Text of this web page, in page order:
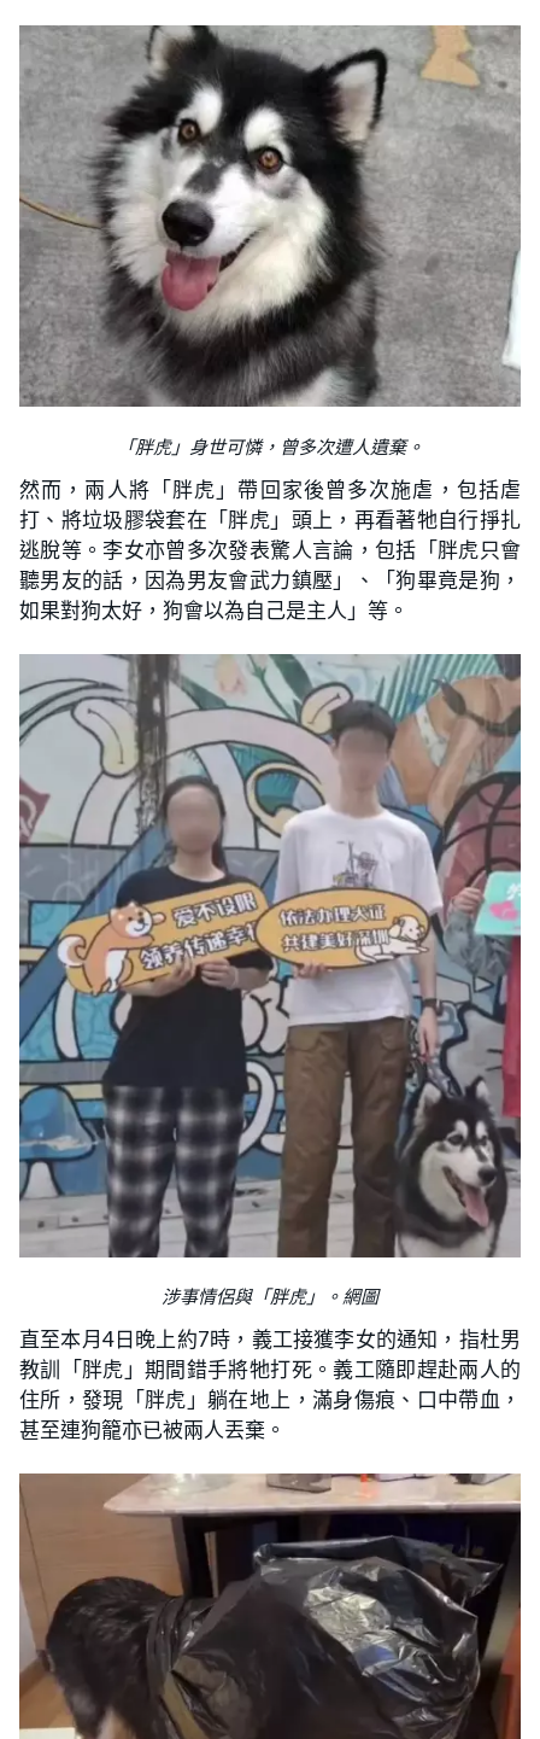
「胖虎」身世可憐，曾多次遭人遺棄。
然而，兩人將「胖虎」帶回家後曾多次施虐，包括虐
打、將垃圾膠袋套在「胖虎」頭上，再看著牠自行掙扎
逃脫等。李女亦曾多次發表驚人言論，包括「胖虎只會
聽男友的話，因為男友會武力鎮壓」、「狗畢竟是狗，
如果對狗太好，狗會以為自己是主人」等。
涉事情侶與「胖虎」。網圖
直至本月4日晚上約7時，義工接獲李女的通知，指杜男
教訓「胖虎」期間錯手將牠打死。義工隨即趕赴兩人的
住所，發現「胖虎」躺在地上，滿身傷痕、口中帶血，
甚至連狗籠亦已被兩人丟棄。